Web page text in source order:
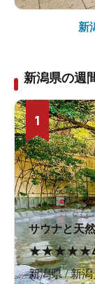
新
新潟県の週
1
サウナと天
★★★★★
新潟県 / 新潟